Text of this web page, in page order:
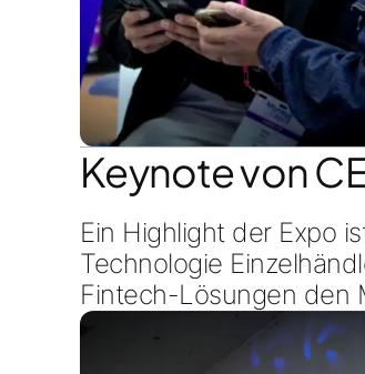
Keynote von
Ein Highlight der Expo
Technologie
Fintech-Lösungen den